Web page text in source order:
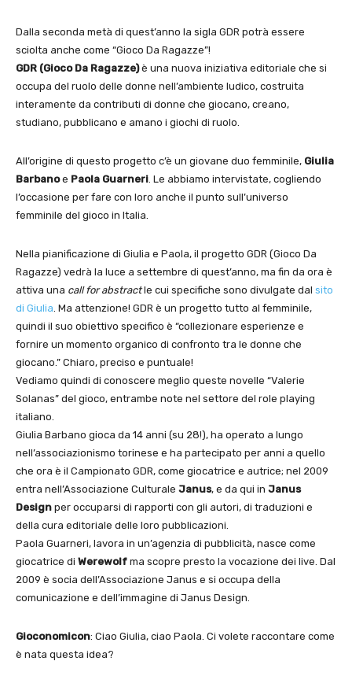
Dalla seconda metà di quest’anno la sigla GDR potrà essere
sciolta anche come “Gioco Da Ragazze”!
GDR (Gioco Da Ragazze)è una nuova iniziativa editoriale che si
occupa del ruolo delle donne nell’ambiente ludico, costruita
interamente da contributi di donne che giocano, creano,
studiano, pubblicano e amano i giochi di ruolo.
All’origine di questo progetto c’è un giovane duo femminile, Giulia
Barbanoe Paola Guarneri. Le abbiamo intervistate, cogliendo
l’occasione per fare con loro anche il punto sull’universo
femminile del gioco in Italia.
Nella pianificazione di Giulia e Paola, il progetto GDR (Gioco Da
Ragazze) vedrà la luce a settembre di quest’anno, ma fin da ora è
attiva una call for abstractle cui specifiche sono divulgate dal sito
di Giulia. Ma attenzione! GDR è un progetto tutto al femminile,
quindi il suo obiettivo specifico è “collezionare esperienze e
fornire un momento organico di confronto tra le donne che
giocano.” Chiaro, preciso e puntuale!
Vediamo quindi di conoscere meglio queste novelle “Valerie
Solanas” del gioco, entrambe note nel settore del role playing
italiano.
Giulia Barbano gioca da 14 anni (su 28!), ha operato a lungo
nell’associazionismo torinese e ha partecipato per anni a quello
che ora è il Campionato GDR, come giocatrice e autrice; nel 2009
entra nell’Associazione Culturale Janus, e da qui in Janus
Design per occuparsi di rapporti con gli autori, di traduzioni e
della cura editoriale delle loro pubblicazioni.
Paola Guarneri, lavora in un’agenzia di pubblicità, nasce come
giocatrice di Werewolf ma scopre presto la vocazione dei live. Dal
2009 è socia dell’Associazione Janus e si occupa della
comunicazione e dell’immagine di Janus Design.
Gioconomicon: Ciao Giulia, ciao Paola. Ci volete raccontare come
è nata questa idea?